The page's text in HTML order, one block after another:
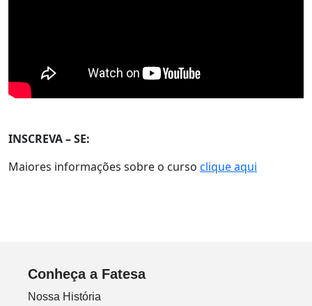
INSCREVA – SE:
Maiores informações sobre o curso clique aqui
Conheça a Fatesa
Nossa História